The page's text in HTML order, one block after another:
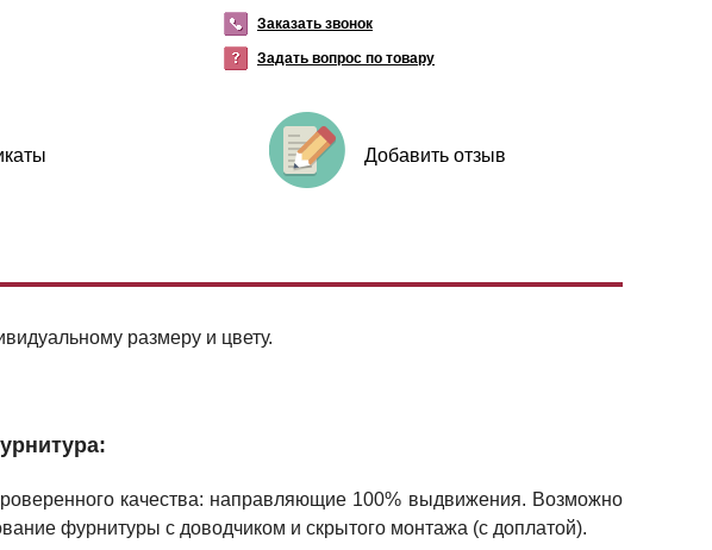
Заказать звонок
Задать вопрос по товару
Добавить отзыв
размеру и цвету.
качества: направляющие 100% выдвижения. Возможно
фурнитуры с доводчиком и скрытого монтажа (с доплатой).